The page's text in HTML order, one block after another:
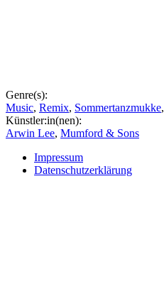
Genre(s):
Music, Remix, Sommertanzmukke,
Künstler:in(nen):
Arwin Lee, Mumford & Sons
Impressum
Datenschutzerklärung